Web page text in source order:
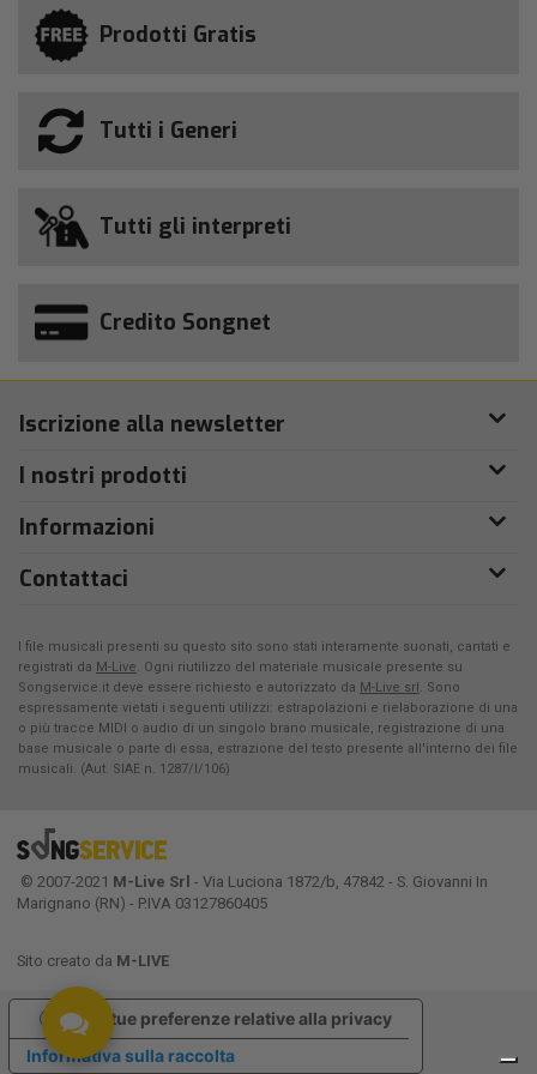
Prodotti Gratis
Tutti i Generi
Tutti gli interpreti
Credito Songnet
Iscrizione alla newsletter
I nostri prodotti
Informazioni
Contattaci
I file musicali presenti su questo sito sono stati interamente suonati, cantati e
registrati da M-Live. Ogni riutilizzo del materiale musicale presente su
Songservice.it deve essere richiesto e autorizzato da M-Live srl. Sono
espressamente vietati i seguenti utilizzi: estrapolazioni e rielaborazione di una
o più tracce MIDI o audio di un singolo brano musicale, registrazione di una
base musicale o parte di essa, estrazione del testo presente all'interno dei file
musicali. (Aut. SIAE n. 1287/I/106)
© 2007-2021 M-Live Srl - Via Luciona 1872/b, 47842 - S. Giovanni In
Marignano (RN) - P.IVA 03127860405
Sito creato da M-LIVE
Informativa sulla raccolta
Le tue preferenze relative alla privacy